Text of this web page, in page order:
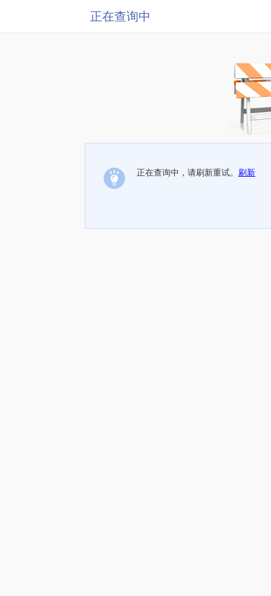
正在查询中
正在查询中，请刷新重试。 刷新